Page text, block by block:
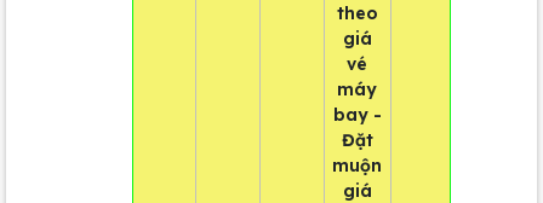
theo
giá
vé
máy
bay -
Đặt
muộn
giá